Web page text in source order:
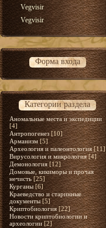
Vegvisir
Vegvisir
Форма входа
Категории раздела
Аномальные места и экспедиции
[4]
Антропогенез [10]
Арманизм [5]
Археология и палеонтология [11]
Вирусология и микрология [4]
Демонология [12]
Домовые, кикиморы и прочая
нечисть [25]
Курганы [6]
Краеведство и старинные
документы [5]
Криптобиология [22]
Новости криптобиологии и
археологии [2]